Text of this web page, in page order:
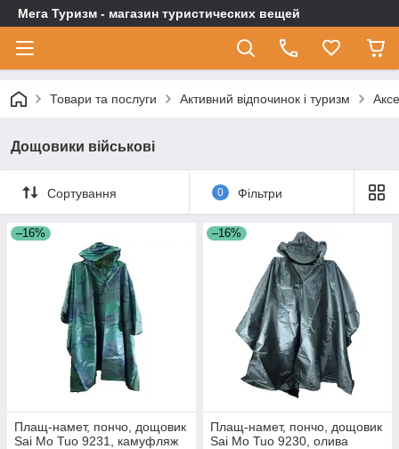
Мега Туризм - магазин туристических вещей
Товари та послуги Активний відпочинок і туризм
Дощовики військові
Сортування 0 Фільтри
–16%
Плащ-намет, пончо, дощовик
Sai Mo Tuo 9231, камуфляж
–16%
Плащ-намет, пончо, дощовик
Sai Mo Tuo 9230, олива